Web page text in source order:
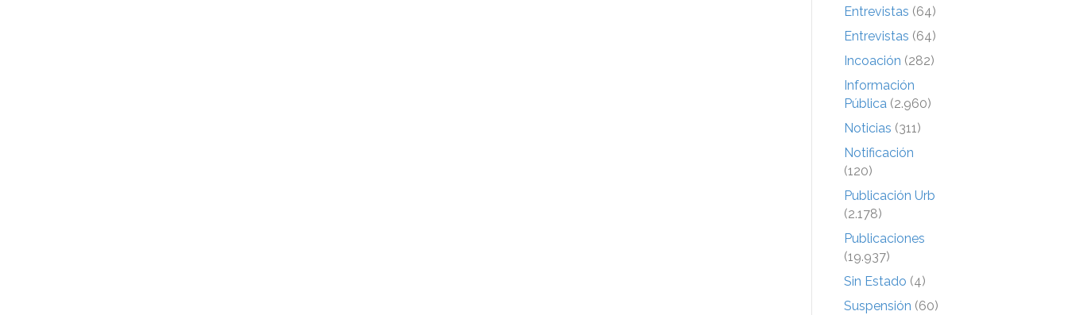
Entrevistas (64)
Entrevistas (64)
Incoación (282)
Información
Pública (2.960)
Noticias (311)
Notificación
(120)
Publicación Urb
(2.178)
Publicaciones
(19.937)
Sin Estado (4)
Suspensión (60)